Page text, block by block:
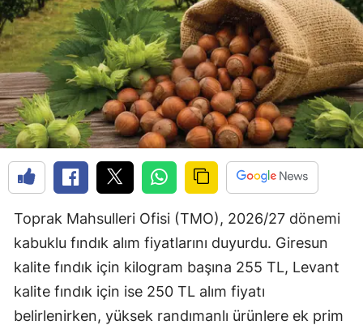
Toprak Mahsulleri Ofisi (TMO), 2026/27 dönemi
kabuklu fındık alım fiyatlarını duyurdu. Giresun
kalite fındık için kilogram başına 255 TL, Levant
kalite fındık için ise 250 TL alım fiyatı
belirlenirken, yüksek randımanlı ürünlere ek prim